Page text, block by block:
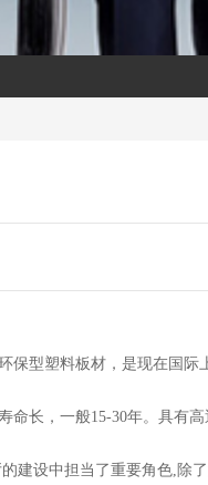
型塑料板材，是现在国际
，一般15-30年。具有高
设中担当了重要角色,除